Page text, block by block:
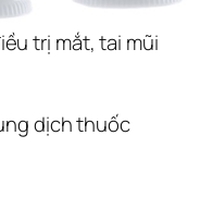
trị mắt, tai mũi
dịch thuốc